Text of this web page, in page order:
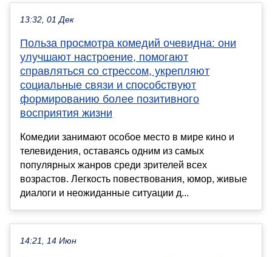
13:32, 01 Дек
Польза просмотра комедий очевидна: они
улучшают настроение, помогают
справляться со стрессом, укрепляют
социальные связи и способствуют
формированию более позитивного
восприятия жизни
Комедии занимают особое место в мире кино и
телевидения, оставаясь одним из самых
популярных жанров среди зрителей всех
возрастов. Легкость повествования, юмор, живые
диалоги и неожиданные ситуации д...
14:21, 14 Июн